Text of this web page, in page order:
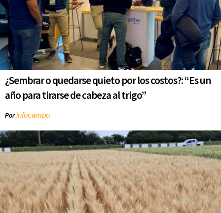
¿Sembrar o quedarse quieto por los costos?: “Es un
año para tirarse de cabeza al trigo”
Porinfocampo